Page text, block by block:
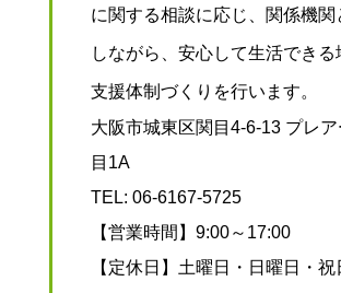
に関する相談に応じ、関係機関
しながら、安心して生活できる
支援体制づくりを行います。
大阪市城東区関目4-6-13 プレア
目1A
TEL:06-6167-5725
【営業時間】9:00～17:00
【定休日】土曜日・日曜日・祝